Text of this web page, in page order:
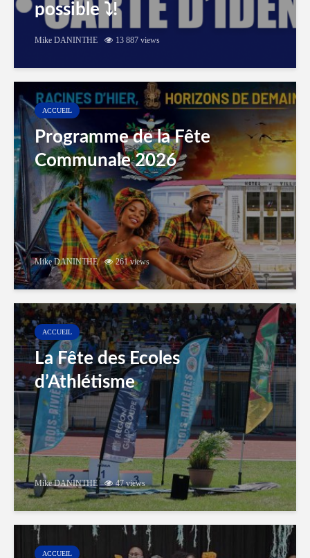
possible ⤵️!
Mike DANINTHE 13 887 views
ACCUEIL
Programme de la Fête
Communale 2026
Mike DANINTHE 261 views
ACCUEIL
La Fête des Ecoles
d’Athlétisme
Mike DANINTHE 47 views
ACCUEIL